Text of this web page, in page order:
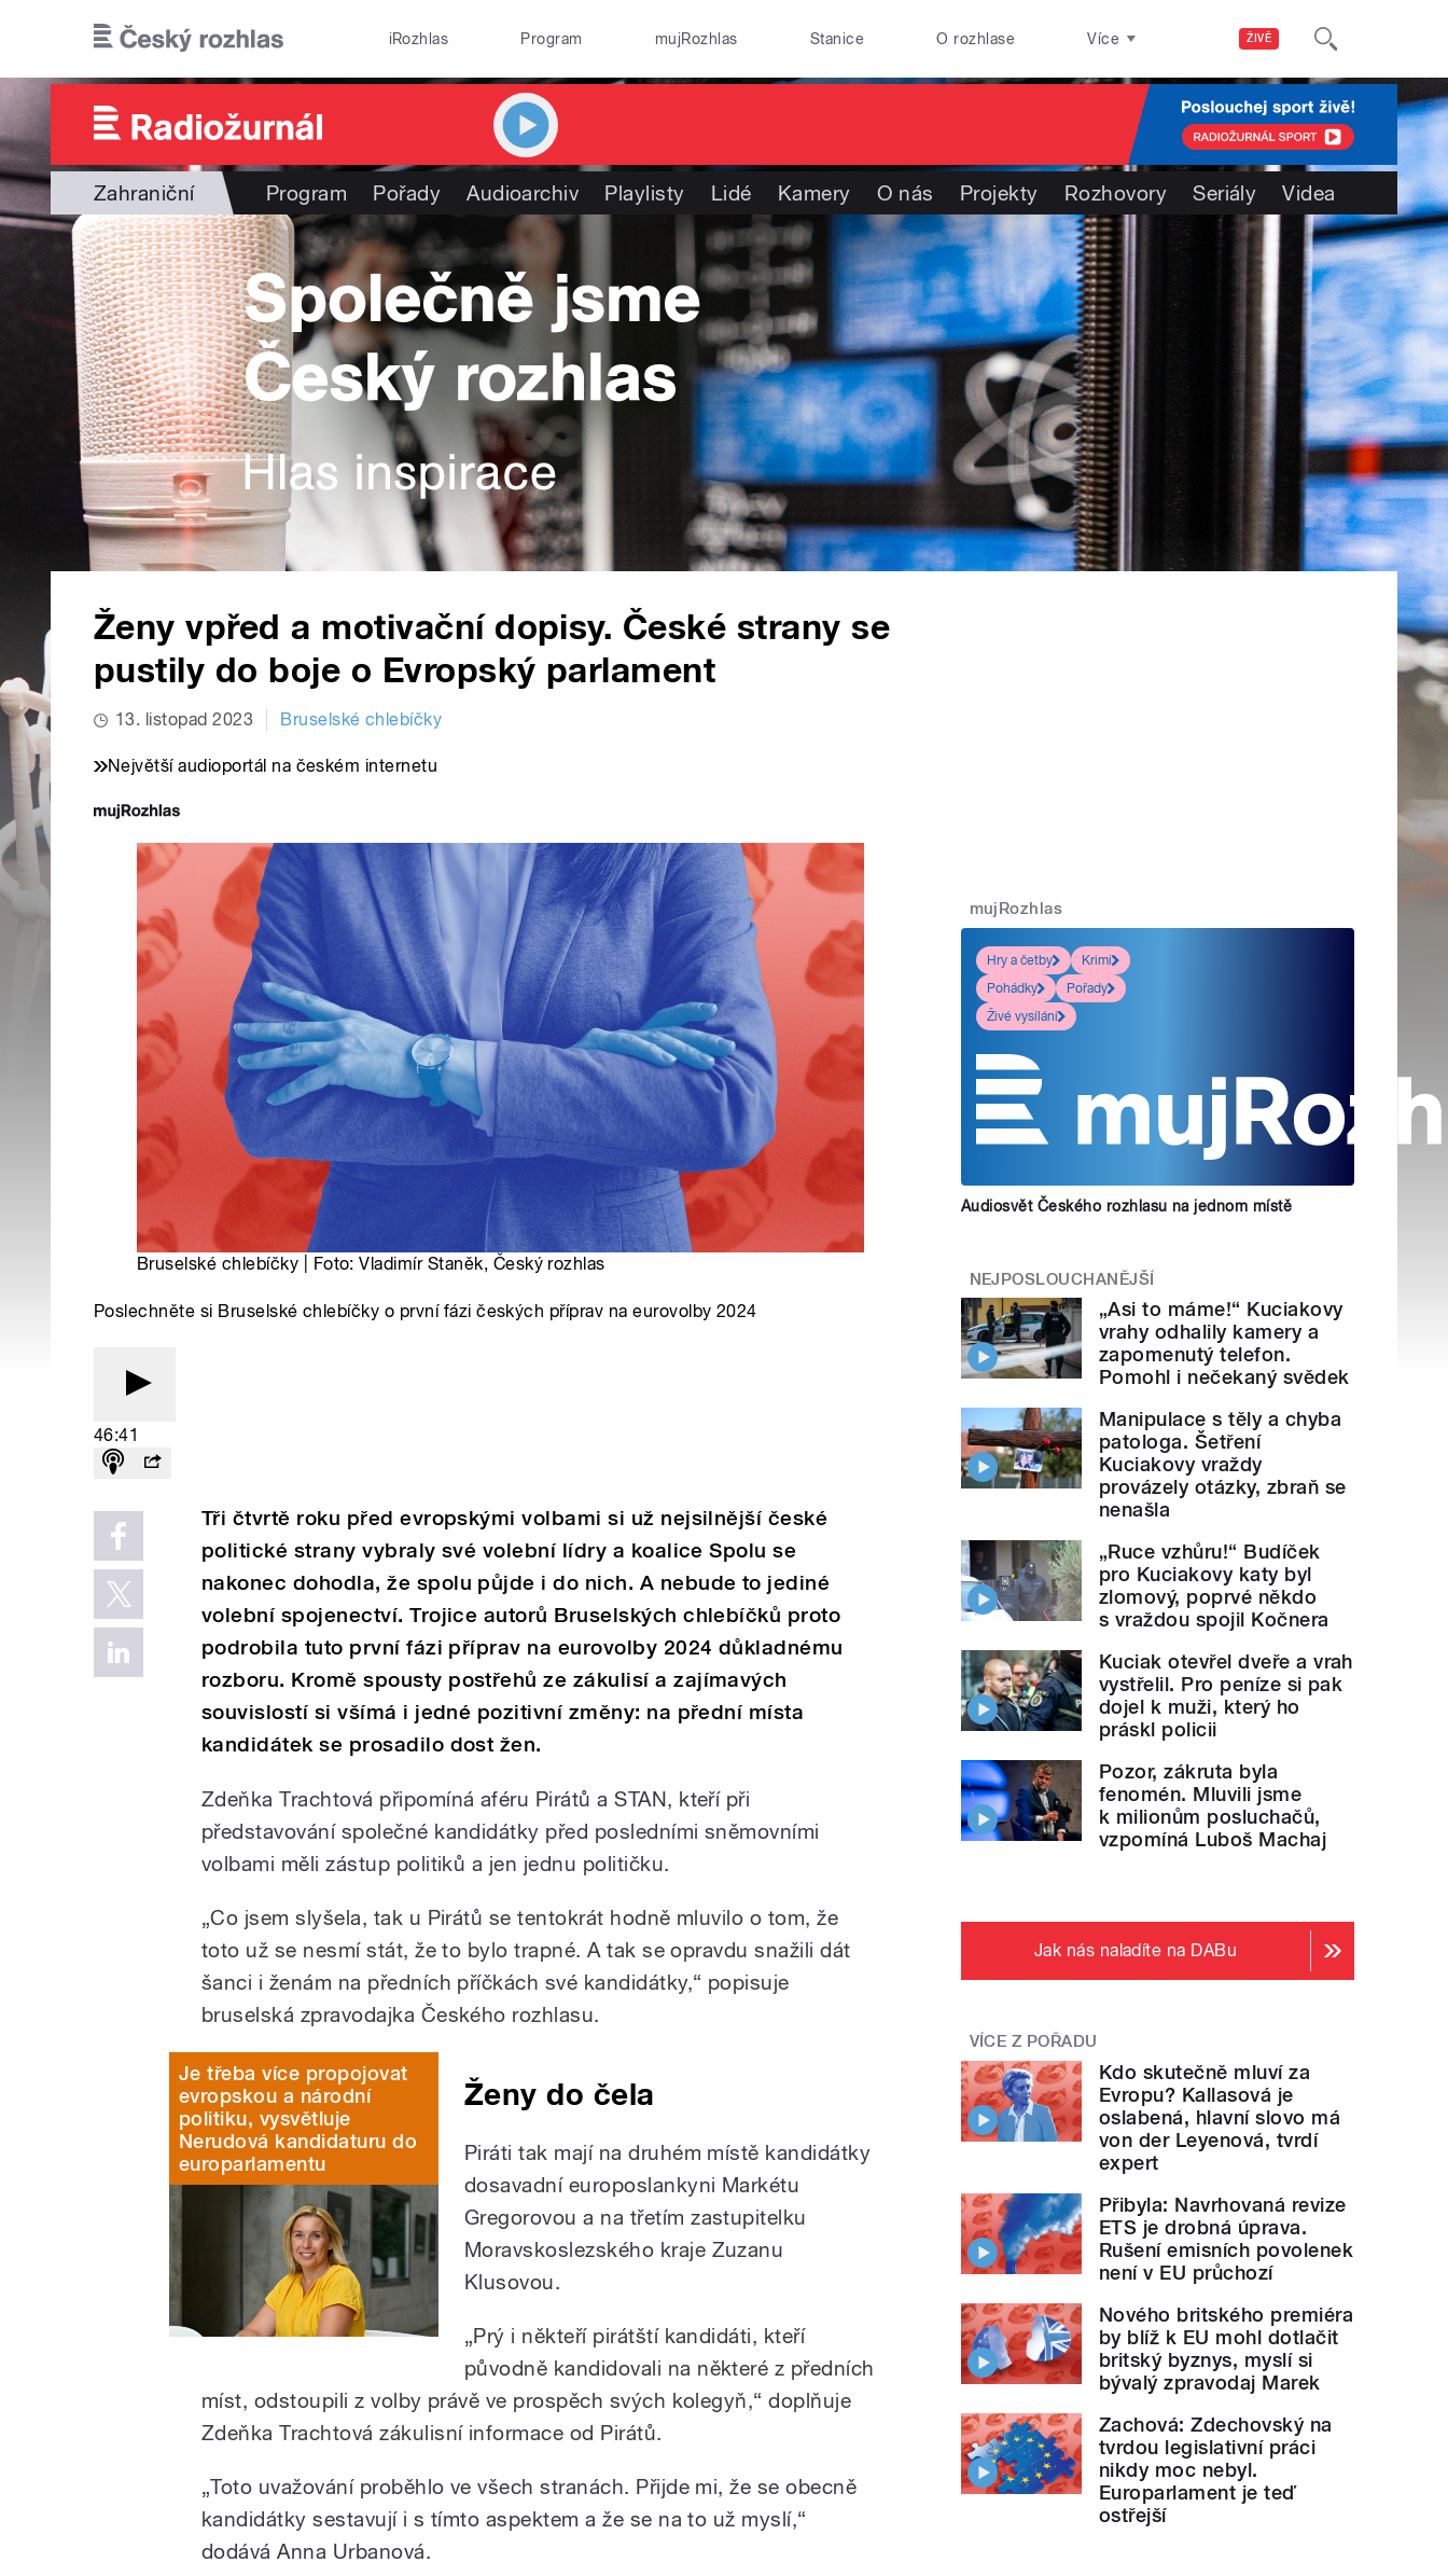
ŽIVĚ
iRozhlas Program mujRozhlas Stanice O rozhlase Více
Zahraniční Program Pořady Audioarchiv Playlisty Lidé Kamery O nás Projekty Rozhovory Seriály Videa
Ženy vpřed a motivační dopisy. České strany se
pustily do boje o Evropský parlament
13. listopad 2023 Bruselské chlebíčky
Největší audioportál na českém internetu
Bruselské chlebíčky | Foto: Vladimír Staněk, Český rozhlas
Poslechněte si Bruselské chlebíčky o první fázi českých příprav na eurovolby 2024
46:41
Tři čtvrtě roku před evropskými volbami si už nejsilnější české
politické strany vybraly své volební lídry a koalice Spolu se
nakonec dohodla, že spolu půjde i do nich. A nebude to jediné
volební spojenectví. Trojice autorů Bruselských chlebíčků proto
podrobila tuto první fázi příprav na eurovolby 2024 důkladnému
rozboru. Kromě spousty postřehů ze zákulisí a zajímavých
souvislostí si všímá i jedné pozitivní změny: na přední místa
kandidátek se prosadilo dost žen.
Zdeňka Trachtová připomíná aféru Pirátů a STAN, kteří při
představování společné kandidátky před posledními sněmovními
volbami měli zástup politiků a jen jednu političku.
„Co jsem slyšela, tak u Pirátů se tentokrát hodně mluvilo o tom, že
toto už se nesmí stát, že to bylo trapné. A tak se opravdu snažili dát
šanci i ženám na předních příčkách své kandidátky,“ popisuje
bruselská zpravodajka Českého rozhlasu.
Je třeba více propojovat
evropskou a národní
politiku, vysvětluje
Nerudová kandidaturu do
europarlamentu
Ženy do čela
Piráti tak mají na druhém místě kandidátky
dosavadní europoslankyni Markétu
Gregorovou a na třetím zastupitelku
Moravskoslezského kraje Zuzanu
Klusovou.
„Prý i někteří pirátští kandidáti, kteří
původně kandidovali na některé z předních
míst, odstoupili z volby právě ve prospěch svých kolegyň,“ doplňuje
Zdeňka Trachtová zákulisní informace od Pirátů.
„Toto uvažování proběhlo ve všech stranách. Přijde mi, že se obecně
kandidátky sestavují i s tímto aspektem a že se na to už myslí,“
dodává Anna Urbanová.
mujRozhlas
Hry a četby
Krimi
Pohádky
Pořady
Živé vysílání
Audiosvět Českého rozhlasu na jednom místě
NEJPOSLOUCHANĚJŠÍ
„Asi to máme!“ Kuciakovy
vrahy odhalily kamery a
zapomenutý telefon.
Pomohl i nečekaný svědek
Manipulace s těly a chyba
patologa. Šetření
Kuciakovy vraždy
provázely otázky, zbraň se
nenašla
„Ruce vzhůru!“ Budíček
pro Kuciakovy katy byl
zlomový, poprvé někdo
s vraždou spojil Kočnera
Kuciak otevřel dveře a vrah
vystřelil. Pro peníze si pak
dojel k muži, který ho
práskl policii
Pozor, zákruta byla
fenomén. Mluvili jsme
k milionům posluchačů,
vzpomíná Luboš Machaj
Jak nás naladíte na DABu
VÍCE Z POŘADU
Kdo skutečně mluví za
Evropu? Kallasová je
oslabená, hlavní slovo má
von der Leyenová, tvrdí
expert
Přibyla: Navrhovaná revize
ETS je drobná úprava.
Rušení emisních povolenek
není v EU průchozí
Nového britského premiéra
by blíž k EU mohl dotlačit
britský byznys, myslí si
bývalý zpravodaj Marek
Zachová: Zdechovský na
tvrdou legislativní práci
nikdy moc nebyl.
Europarlament je teď
ostřejší